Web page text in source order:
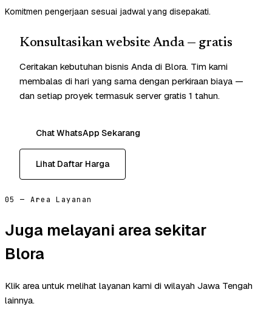
Komitmen pengerjaan sesuai jadwal yang disepakati.
Konsultasikan website Anda — gratis
Ceritakan kebutuhan bisnis Anda di Blora. Tim kami
membalas di hari yang sama dengan perkiraan biaya —
dan setiap proyek termasuk server gratis 1 tahun.
Chat WhatsApp Sekarang
Lihat Daftar Harga
05 — Area Layanan
Juga melayani area sekitar
Blora
Klik area untuk melihat layanan kami di wilayah Jawa Tengah
lainnya.